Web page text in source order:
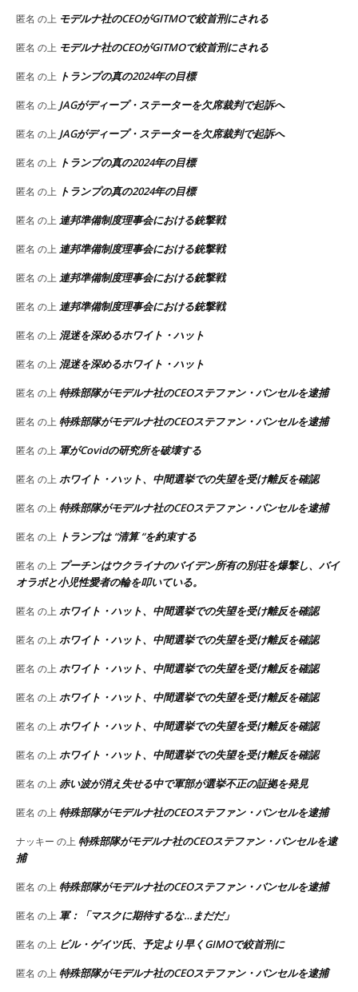
匿名 の上 モデルナ社のCEOがGITMOで絞首刑にされる
匿名 の上 モデルナ社のCEOがGITMOで絞首刑にされる
匿名 の上 トランプの真の2024年の目標
匿名 の上 JAGがディープ・ステーターを欠席裁判で起訴へ
匿名 の上 JAGがディープ・ステーターを欠席裁判で起訴へ
匿名 の上 トランプの真の2024年の目標
匿名 の上 トランプの真の2024年の目標
匿名 の上 連邦準備制度理事会における銃撃戦
匿名 の上 連邦準備制度理事会における銃撃戦
匿名 の上 連邦準備制度理事会における銃撃戦
匿名 の上 連邦準備制度理事会における銃撃戦
匿名 の上 混迷を深めるホワイト・ハット
匿名 の上 混迷を深めるホワイト・ハット
匿名 の上 特殊部隊がモデルナ社のCEOステファン・バンセルを逮捕
匿名 の上 特殊部隊がモデルナ社のCEOステファン・バンセルを逮捕
匿名 の上 軍がCovidの研究所を破壊する
匿名 の上 ホワイト・ハット、中間選挙での失望を受け離反を確認
匿名 の上 特殊部隊がモデルナ社のCEOステファン・バンセルを逮捕
匿名 の上 トランプは “清算 “を約束する
匿名 の上 プーチンはウクライナのバイデン所有の別荘を爆撃し、バイ
オラボと小児性愛者の輪を叩いている。
匿名 の上 ホワイト・ハット、中間選挙での失望を受け離反を確認
匿名 の上 ホワイト・ハット、中間選挙での失望を受け離反を確認
匿名 の上 ホワイト・ハット、中間選挙での失望を受け離反を確認
匿名 の上 ホワイト・ハット、中間選挙での失望を受け離反を確認
匿名 の上 ホワイト・ハット、中間選挙での失望を受け離反を確認
匿名 の上 ホワイト・ハット、中間選挙での失望を受け離反を確認
匿名 の上 赤い波が消え失せる中で軍部が選挙不正の証拠を発見
匿名 の上 特殊部隊がモデルナ社のCEOステファン・バンセルを逮捕
ナッキー の上 特殊部隊がモデルナ社のCEOステファン・バンセルを逮
捕
匿名 の上 特殊部隊がモデルナ社のCEOステファン・バンセルを逮捕
匿名 の上 軍：「マスクに期待するな…まだだ」
匿名 の上 ビル・ゲイツ氏、予定より早くGIMOで絞首刑に
匿名 の上 特殊部隊がモデルナ社のCEOステファン・バンセルを逮捕